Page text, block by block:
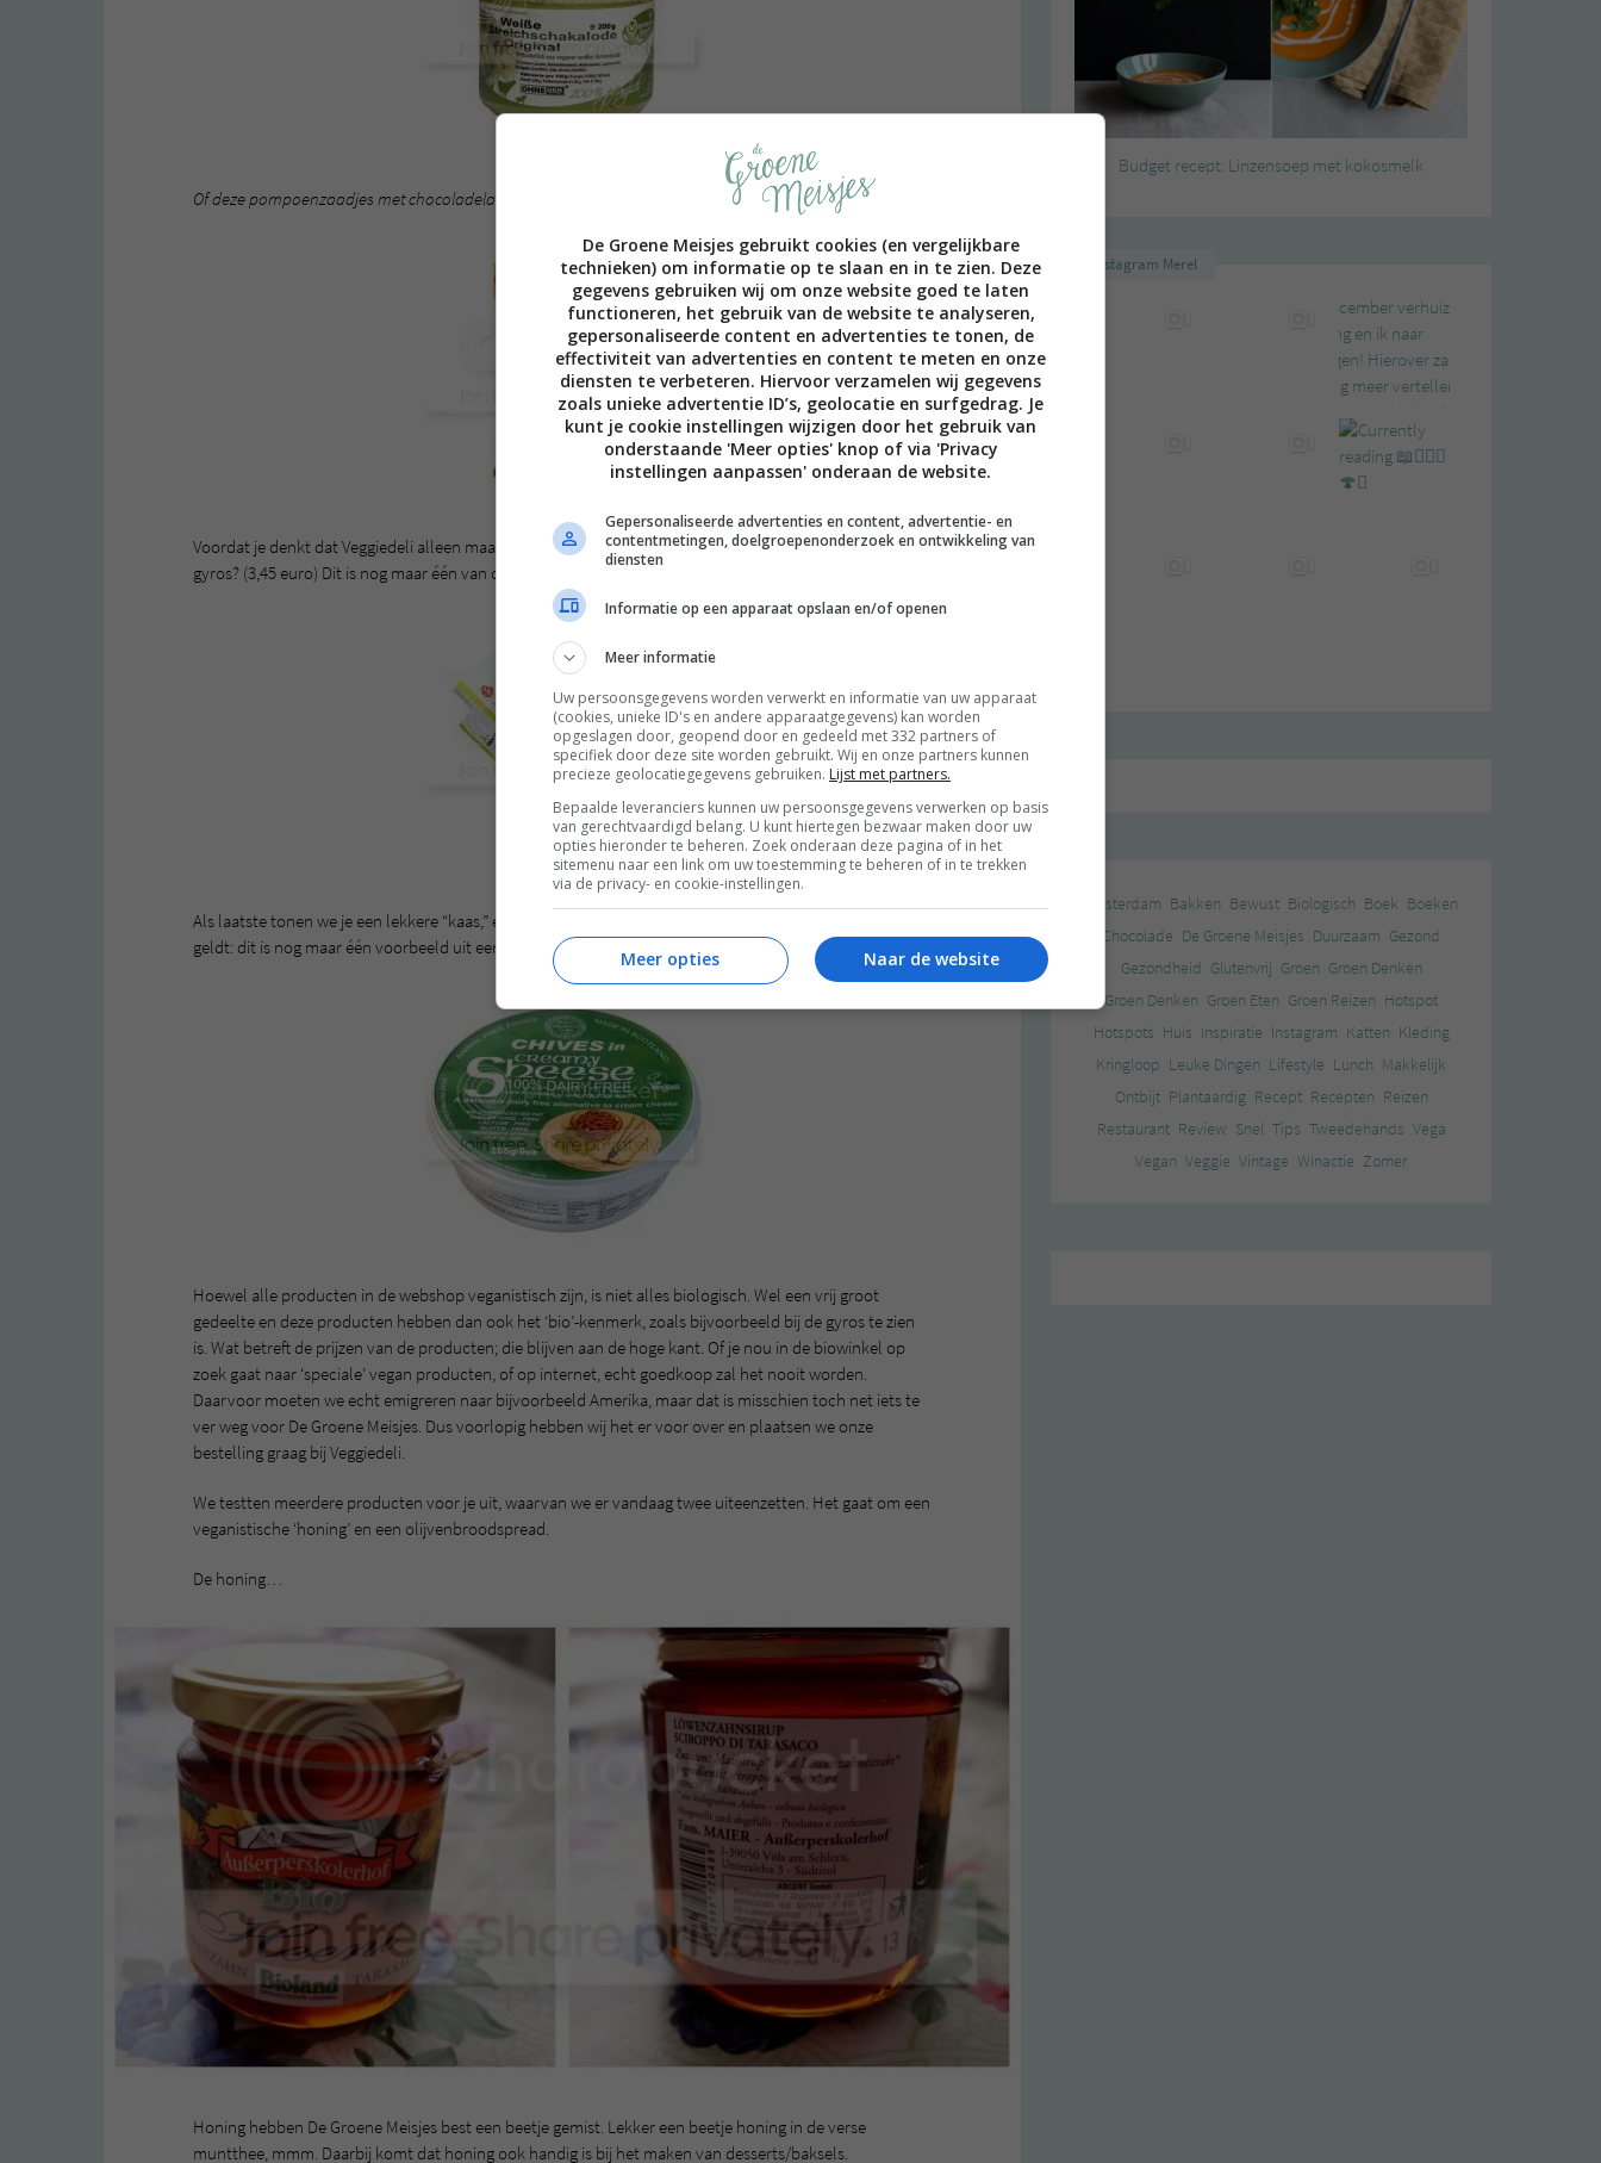
Of deze pompoenzaadjes met chocoladelaagje (1,49 euro):
Voordat je denkt dat Veggiedeli alleen maar zoetigheid verkoopt; wat denk je van deze plantaardige
gyros? (3,45 euro) Dit is nog maar één van de vele vleesvervangers die je in deze webshop tegenkomt!
Als laatste tonen we je een lekkere “kaas,” een creamcheese met bieslook. (3,89 euro) Ook hiervoor
geldt: dit is nog maar één voorbeeld uit een hele collectie kaasvervangers. Love it!
Hoewel alle producten in de webshop veganistisch zijn, is niet alles biologisch. Wel een vrij groot
gedeelte en deze producten hebben dan ook het ‘bio’-kenmerk, zoals bijvoorbeeld bij de gyros te zien
is. Wat betreft de prijzen van de producten; die blijven aan de hoge kant. Of je nou in de biowinkel op
zoek gaat naar ‘speciale’ vegan producten, of op internet, echt goedkoop zal het nooit worden.
Daarvoor moeten we echt emigreren naar bijvoorbeeld Amerika, maar dat is misschien toch net iets te
ver weg voor De Groene Meisjes. Dus voorlopig hebben wij het er voor over en plaatsen we onze
bestelling graag bij Veggiedeli.
We testten meerdere producten voor je uit, waarvan we er vandaag twee uiteenzetten. Het gaat om een
veganistische ‘honing’ en een olijvenbroodspread.
De honing…
Honing hebben De Groene Meisjes best een beetje gemist. Lekker een beetje honing in de verse
muntthee, mmm. Daarbij komt dat honing ook handig is bij het maken van desserts/baksels.
Budget recept: Linzensoep met kokosmelk
Instagram Merel
Amsterdam Bakken Bewust Biologisch Boek Boeken
Chocolade De Groene Meisjes Duurzaam Gezond
Gezondheid Glutenvrij Groen Groen Denken
Groen Denken Groen Eten Groen Reizen Hotspot
Hotspots Huis Inspiratie Instagram Katten Kleding
Kringloop Leuke Dingen Lifestyle Lunch Makkelijk
Ontbijt Plantaardig Recept Recepten Reizen
Restaurant Review Snel Tips Tweedehands Vega
Vegan Veggie Vintage Winactie Zomer
De Groene Meisjes gebruikt cookies (en vergelijkbare
technieken) om informatie op te slaan en in te zien. Deze
gegevens gebruiken wij om onze website goed te laten
functioneren, het gebruik van de website te analyseren,
gepersonaliseerde content en advertenties te tonen, de
effectiviteit van advertenties en content te meten en onze
diensten te verbeteren. Hiervoor verzamelen wij gegevens
zoals unieke advertentie ID’s, geolocatie en surfgedrag. Je
kunt je cookie instellingen wijzigen door het gebruik van
onderstaande 'Meer opties' knop of via 'Privacy
instellingen aanpassen' onderaan de website.
Gepersonaliseerde advertenties en content, advertentie- en
contentmetingen, doelgroepenonderzoek en ontwikkeling van
diensten
Informatie op een apparaat opslaan en/of openen
Meer informatie
Uw persoonsgegevens worden verwerkt en informatie van uw apparaat
(cookies, unieke ID's en andere apparaatgegevens) kan worden
opgeslagen door, geopend door en gedeeld met 332 partners of
specifiek door deze site worden gebruikt. Wij en onze partners kunnen
precieze geolocatiegegevens gebruiken. Lijst met partners.
Bepaalde leveranciers kunnen uw persoonsgegevens verwerken op basis
van gerechtvaardigd belang. U kunt hiertegen bezwaar maken door uw
opties hieronder te beheren. Zoek onderaan deze pagina of in het
sitemenu naar een link om uw toestemming te beheren of in te trekken
via de privacy- en cookie-instellingen.
Naar de website
Meer opties